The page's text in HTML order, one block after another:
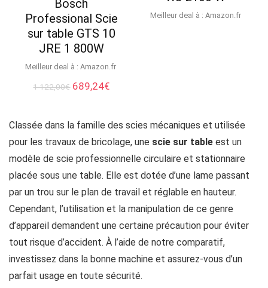
Bosch
Professional Scie
sur table GTS 10
JRE 1 800W
Meilleur deal à : Amazon.fr
1 122,00€ Le
était :
122,00€.
689,24€Le
est :
Meilleur deal à : Amazon.fr
Classée dans la famille des scies mécaniques et utilisée
pour les travaux de bricolage, une scie sur table est un
modèle de scie professionnelle circulaire et stationnaire
placée sous une table. Elle est dotée d’une lame passant
par un trou sur le plan de travail et réglable en hauteur.
Cependant, l’utilisation et la manipulation de ce genre
d’appareil demandent une certaine précaution pour éviter
tout risque d’accident. À l’aide de notre comparatif,
investissez dans la bonne machine et assurez-vous d’un
parfait usage en toute sécurité.